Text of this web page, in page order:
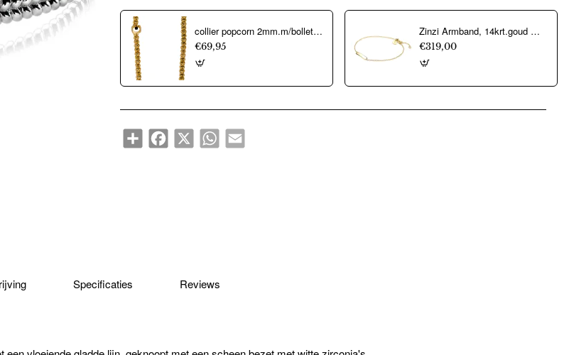
collier popcorn 2mm.m/bolletjes verguld - 12915
€69,95
Zinzi Armband, 14krt.goud model ZGA176 Goud (lengte: 17-19cm.) - 16173
€319,00
ShareFacebook
X WhatsAppEmail
Specificaties Reviews